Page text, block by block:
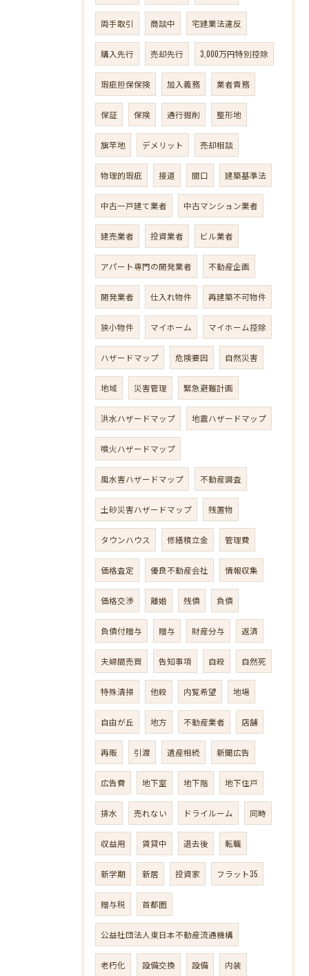
両手取引 商談中 宅建業法違反
購入先行 売却先行 3,000万円特別控除
瑕疵担保保険 加入義務 業者責務
保証 保険 通行掘削 整形地
旗竿地 デメリット 売却相談
物理的瑕疵 接道 間口 建築基準法
中古一戸建て業者 中古マンション業者
建売業者 投資業者 ビル業者
アパート専門の開発業者 不動産企画
開発業者 仕入れ物件 再建築不可物件
狭小物件 マイホーム マイホーム控除
ハザードマップ 危険要因 自然災害
地域 災害管理 緊急避難計画
洪水ハザードマップ 地震ハザードマップ
噴火ハザードマップ
風水害ハザードマップ 不動産調査
土砂災害ハザードマップ 残置物
タウンハウス 修繕積立金 管理費
価格査定 優良不動産会社 情報収集
価格交渉 離婚 残債 負債
負債付贈与 贈与 財産分与 返済
夫婦間売買 告知事項 自殺 自然死
特殊清掃 他殺 内覧希望 地場
自由が丘 地方 不動産業者 店舗
再販 引渡 遺産相続 新聞広告
広告費 地下室 地下階 地下住戸
排水 売れない ドライルーム 同時
収益用 賃貸中 退去後 転職
新学期 新居 投資家 フラット35
贈与税 首都圏
公益社団法人東日本不動産流通機構
老朽化 設備交換 設備 内装